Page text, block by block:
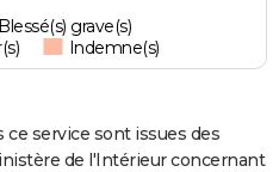
Blessé(s) grave(s)
Indemne(s)
service sont issues des
de l'Intérieur concernant